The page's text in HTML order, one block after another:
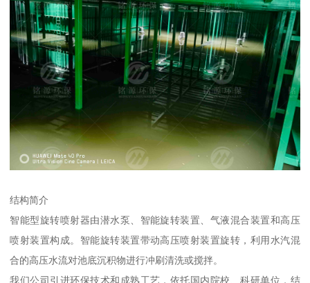
结构简介
智能型旋转喷射器由潜水泵、智能旋转装置、气液混合装置和高压
喷射装置构成。智能旋转装置带动高压喷射装置旋转，利用水汽混
合的高压水流对池底沉积物进行冲刷清洗或搅拌。
我们公司引进环保技术和成熟工艺，依托国内院校、科研单位，结